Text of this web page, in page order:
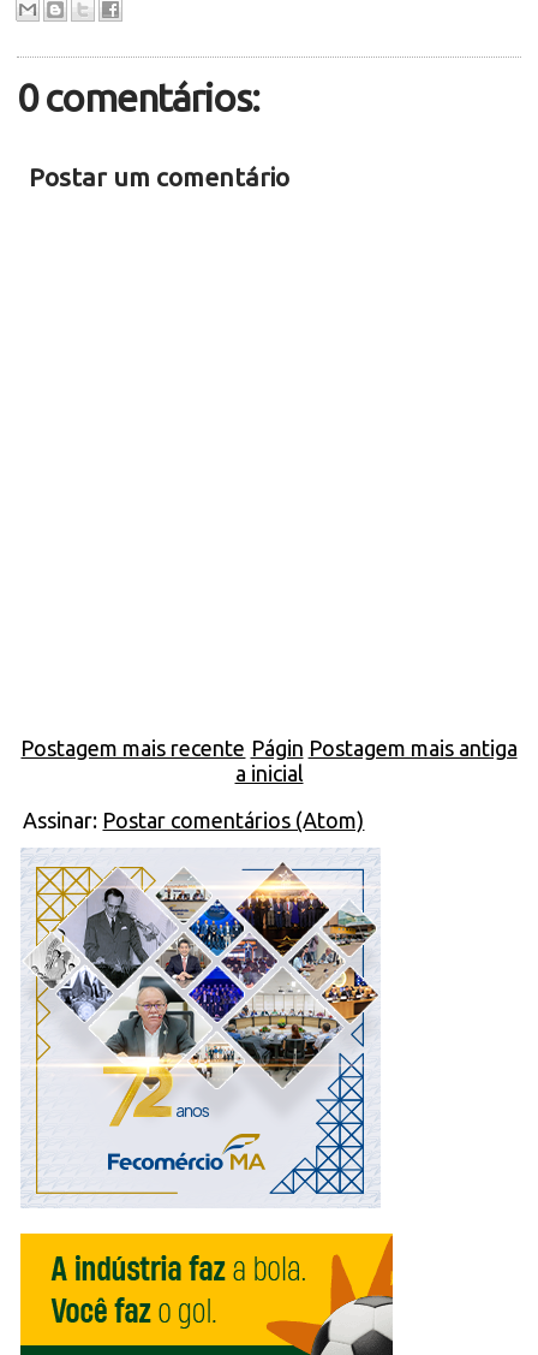
0 comentários:
Postar um comentário
Postagem mais recente Postagem mais antiga
Págin
a inicial
Assinar: Postar comentários (Atom)